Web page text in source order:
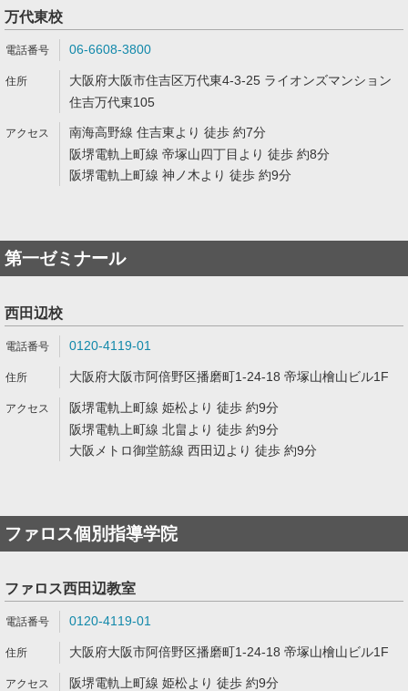
万代東校
06-6608-3800
大阪府大阪市住吉区万代東4-3-25 ライオンズマンション
住吉万代東105
南海高野線 住吉東より 徒歩 約7分
阪堺電軌上町線 帝塚山四丁目より 徒歩 約8分
阪堺電軌上町線 神ノ木より 徒歩 約9分
第一ゼミナール
西田辺校
0120-4119-01
大阪府大阪市阿倍野区播磨町1-24-18 帝塚山檜山ビル1F
阪堺電軌上町線 姫松より 徒歩 約9分
阪堺電軌上町線 北畠より 徒歩 約9分
大阪メトロ御堂筋線 西田辺より 徒歩 約9分
ファロス個別指導学院
ファロス西田辺教室
0120-4119-01
大阪府大阪市阿倍野区播磨町1-24-18 帝塚山檜山ビル1F
阪堺電軌上町線 姫松より 徒歩 約9分